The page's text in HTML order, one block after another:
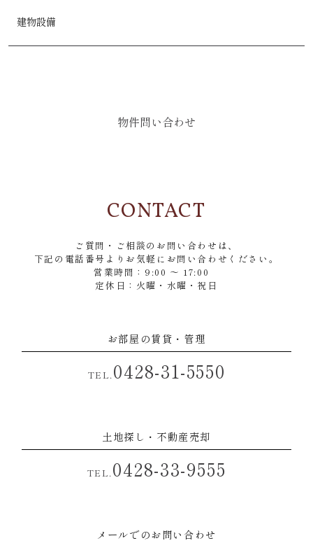
建物設備
物件問い合わせ
CONTACT
ご質問・ご相談のお問い合わせは、
下記の電話番号よりお気軽にお問い合わせください。
営業時間：9:00 ～ 17:00
定休日：火曜・水曜・祝日
お部屋の賃貸・管理
TEL.0428-31-5550
土地探し・不動産売却
TEL.0428-33-9555
メールでのお問い合わせ